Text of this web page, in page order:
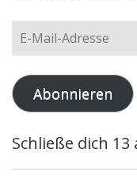
E-
Adresse
Abonnieren
Schließe dich